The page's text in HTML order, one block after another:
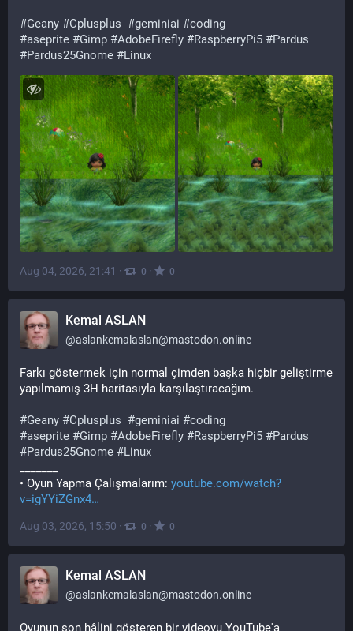
#Geany #Cplusplus #geminiai #coding
#aseprite #Gimp #AdobeFirefly #RaspberryPi5 #Pardus
#Pardus25Gnome #Linux
Aug 04, 2026, 21:41 · 0 · 0
Kemal ASLAN
@aslankemalaslan@mastodon.online
Farkı göstermek için normal çimden başka hiçbir geliştirme
yapılmamış 3H haritasıyla karşılaştıracağım.
#Geany #Cplusplus #geminiai #coding
#aseprite #Gimp #AdobeFirefly #RaspberryPi5 #Pardus
#Pardus25Gnome #Linux
• Oyun Yapma Çalışmalarım: youtube.com/watch?
v=igYYiZGnx4
Aug 03, 2026, 15:50 · 0 · 0
Kemal ASLAN
@aslankemalaslan@mastodon.online
Oyunun son hâlini gösteren bir videoyu YouTube'a